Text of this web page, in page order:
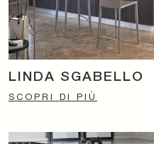
LINDA SGABELLO
SCOPRI DI PIÙ